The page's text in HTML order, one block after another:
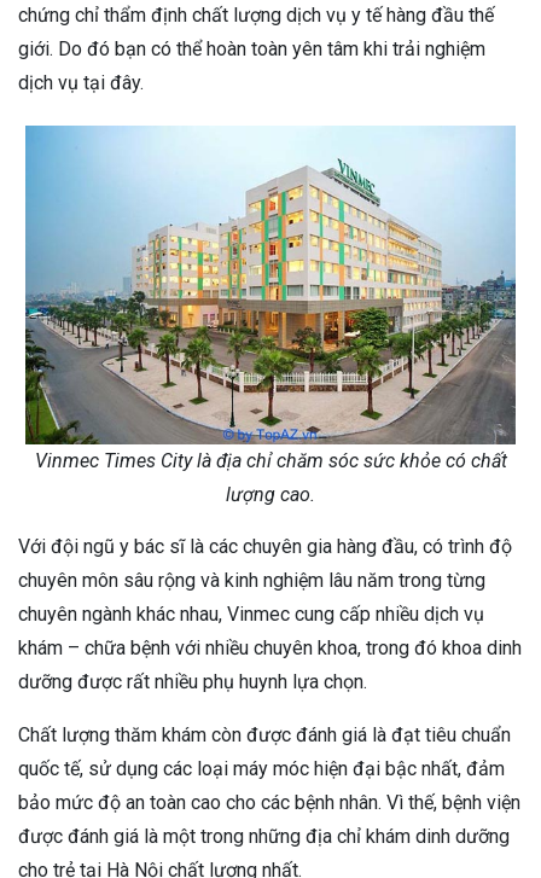
chứng chỉ thẩm định chất lượng dịch vụ y tế hàng đầu thế
giới. Do đó bạn có thể hoàn toàn yên tâm khi trải nghiệm
dịch vụ tại đây.
Vinmec Times City là địa chỉ chăm sóc sức khỏe có chất
lượng cao.
Với đội ngũ y bác sĩ là các chuyên gia hàng đầu, có trình độ
chuyên môn sâu rộng và kinh nghiệm lâu năm trong từng
chuyên ngành khác nhau, Vinmec cung cấp nhiều dịch vụ
khám – chữa bệnh với nhiều chuyên khoa, trong đó khoa dinh
dưỡng được rất nhiều phụ huynh lựa chọn.
Chất lượng thăm khám còn được đánh giá là đạt tiêu chuẩn
quốc tế, sử dụng các loại máy móc hiện đại bậc nhất, đảm
bảo mức độ an toàn cao cho các bệnh nhân. Vì thế, bệnh viện
được đánh giá là một trong những địa chỉ khám dinh dưỡng
cho trẻ tại Hà Nội chất lượng nhất.